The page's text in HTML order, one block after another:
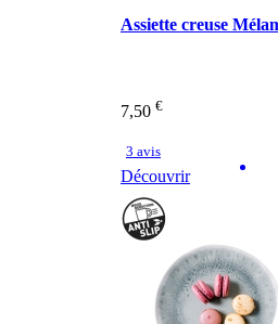
Assiette creuse
7,50 €
3 avis
Découvrir